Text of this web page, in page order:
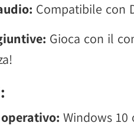
Compatibile con
Gioca con il
Windows 10